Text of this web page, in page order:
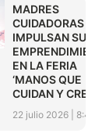
MADRES
CUIDADORAS
IMPULSAN SUS
EN LA FERIA
‘MANOS QUE
CUIDAN Y CREAN’
22 julio 2026 8:45